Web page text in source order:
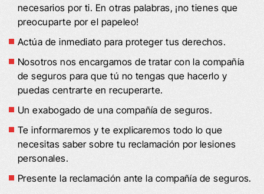
necesarios por ti. En otras palabras, ¡no tienes que
preocuparte por el papeleo!
Actúa de inmediato para proteger tus derechos.
Nosotros nos encargamos de tratar con la compañía
de seguros para que tú no tengas que hacerlo y
puedas centrarte en recuperarte.
Un exabogado de una compañía de seguros.
Te informaremos y te explicaremos todo lo que
necesitas saber sobre tu reclamación por lesiones
personales.
Presente la reclamación ante la compañía de seguros.